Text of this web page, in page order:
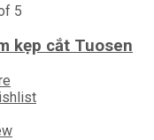
5
kẹp cắt Tuosen